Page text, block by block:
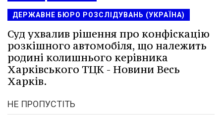
ДЕРЖАВНЕ БЮРО РОЗСЛІДУВАНЬ (УКРАЇНА)
Суд ухвалив рішення про конфіскацію
розкішного автомобіля, що належить
родині колишнього керівника
Харківського ТЦК - Новини Весь
Харків.
НЕ ПРОПУСТІТЬ